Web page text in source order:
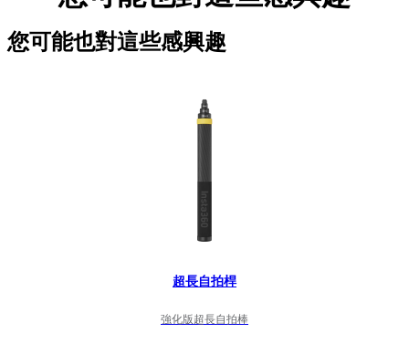
您可能也對這些感興趣
超長自拍桿
強化版超長自拍棒